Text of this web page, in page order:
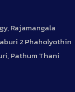
Rajamangala
2 Phaholyothin
Pathum Thani